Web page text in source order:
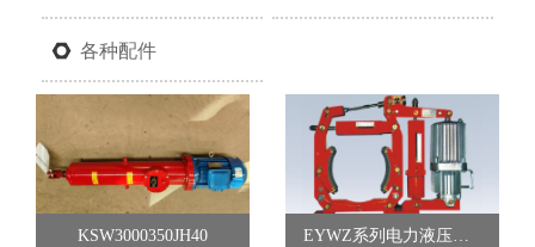
各种配件
KSW3000350JH40 EYWZ系列电力液压鼓式制动器